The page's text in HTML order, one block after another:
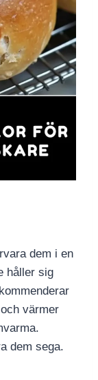
dem i en
håller sig
värmer
dem sega.